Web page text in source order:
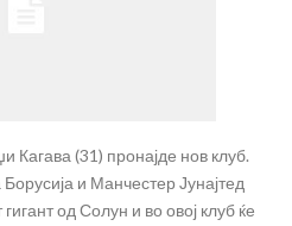
(31) пронајде нов клуб.
и Манчестер Јунајтед
од Солун и во овој клуб ќе